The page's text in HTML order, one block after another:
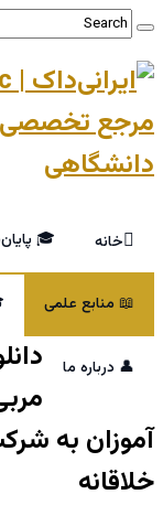
مرجع تخصصی
دانشگاهی
خانه 🎓
📖 منابع علمی
👤 درباره ما
آموزان به
خلاقانه